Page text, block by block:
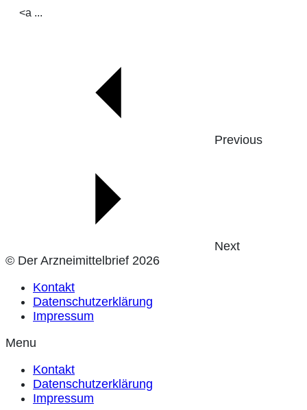
<a ...
Previous
Next
© Der Arzneimittelbrief 2026
Kontakt
Datenschutzerklärung
Impressum
Menu
Kontakt
Datenschutzerklärung
Impressum